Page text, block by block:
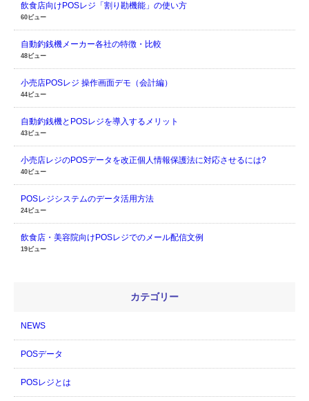
飲食店向けPOSレジ「割り勘機能」の使い方
60ビュー
自動釣銭機メーカー各社の特徴・比較
48ビュー
小売店POSレジ 操作画面デモ（会計編）
44ビュー
自動釣銭機とPOSレジを導入するメリット
43ビュー
小売店レジのPOSデータを改正個人情報保護法に対応させるには?
40ビュー
POSレジシステムのデータ活用方法
24ビュー
飲食店・美容院向けPOSレジでのメール配信文例
19ビュー
カテゴリー
NEWS
POSデータ
POSレジとは